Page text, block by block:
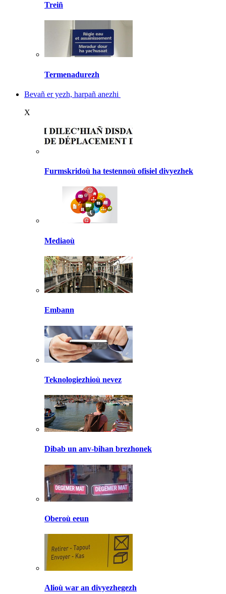
Treiñ
Termenadurezh
Bevañ er yezh, harpañ anezhi
X
Furmskridoù ha testennoù ofisiel divyezhek
Mediaoù
Embann
Teknologiezhioù nevez
Dibab un anv-bihan brezhonek
Oberoù eeun
Alioù war an divyezhegezh